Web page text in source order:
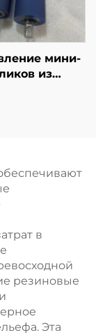
мини-
из
твердости
ролик
в
резиновые
Эта